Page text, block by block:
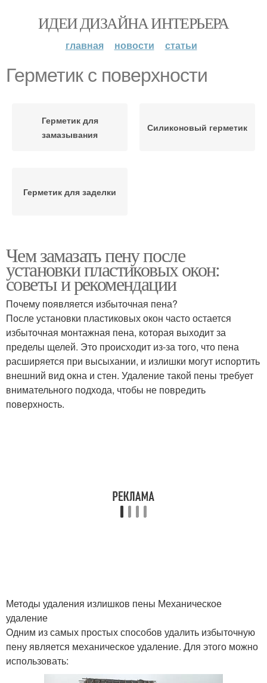
ИДЕИ ДИЗАЙНА ИНТЕРЬЕРА
главная новости статьи
Герметик с поверхности
Герметик для
замазывания
Силиконовый герметик
Герметик для заделки
Чем замазать пену после
установки пластиковых окон:
советы и рекомендации
Почему появляется избыточная пена?
После установки пластиковых окон часто остается
избыточная монтажная пена, которая выходит за
пределы щелей. Это происходит из-за того, что пена
расширяется при высыхании, и излишки могут испортить
внешний вид окна и стен. Удаление такой пены требует
внимательного подхода, чтобы не повредить
поверхность.
Методы удаления излишков пены Механическое
удаление
Одним из самых простых способов удалить избыточную
пену является механическое удаление. Для этого можно
использовать: